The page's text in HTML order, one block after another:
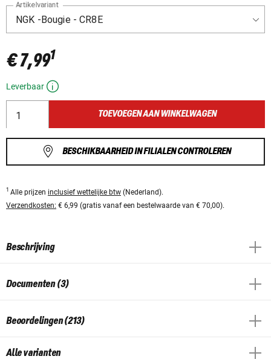
Artikelvariant
€ 7,991
Leverbaar
TOEVOEGEN AAN WINKELWAGEN
BESCHIKBAARHEID IN FILIALEN CONTROLEREN
1 Alle prijzen inclusief wettelijke btw (Nederland).
Verzendkosten: € 6,99 (gratis vanaf een bestelwaarde van € 70,00).
Beschrijving
Documenten (3)
Beoordelingen (213)
Alle varianten